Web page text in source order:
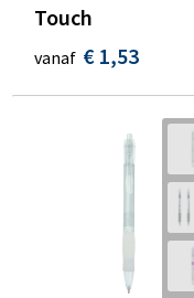
Touch
vanaf € 1,53